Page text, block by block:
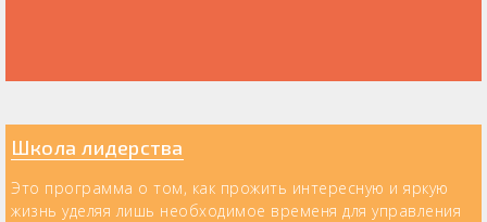
Школа лидерства
Это программа о том, как прожить интересную и яркую
жизнь уделяя лишь необходимое временя для управления